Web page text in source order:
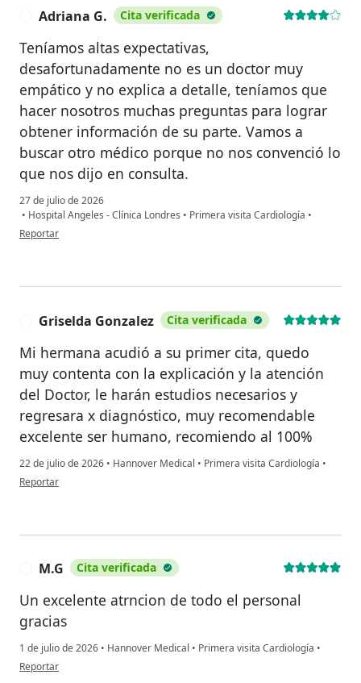
Adriana G. Cita verificada
Teníamos altas expectativas,
desafortunadamente no es un doctor muy
empático y no explica a detalle, teníamos que
hacer nosotros muchas preguntas para lograr
obtener información de su parte. Vamos a
buscar otro médico porque no nos convenció lo
que nos dijo en consulta.
27 de julio de 2026
• Hospital Angeles - Clínica Londres • Primera visita Cardiología •
en opinión del usuario Adriana G.
Reportar
Griselda Gonzalez Cita verificada
Mi hermana acudió a su primer cita, quedo
muy contenta con la explicación y la atención
del Doctor, le harán estudios necesarios y
regresara x diagnóstico, muy recomendable
excelente ser humano, recomiendo al 100%
22 de julio de 2026 • Hannover Medical • Primera visita Cardiología •
en opinión del usuario Griselda Gonzalez
Reportar
M.G Cita verificada
Un excelente atrncion de todo el personal
gracias
1 de julio de 2026 • Hannover Medical • Primera visita Cardiología •
en opinión del usuario M.G
Reportar